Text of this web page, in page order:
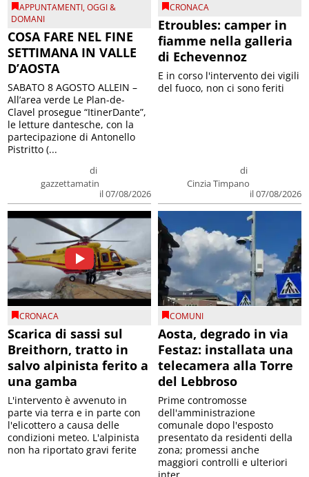
APPUNTAMENTI,OGGI &
DOMANI
COSA FARE NEL FINE
SETTIMANA IN VALLE
D’AOSTA
di
gazzettamatin
il 07/08/2026
SABATO 8 AGOSTO ALLEIN –
All’area verde Le Plan-de-
Clavel prosegue “ItinerDante”,
le letture dantesche, con la
partecipazione di Antonello
Pistritto (...
CRONACA
Etroubles: camper in
fiamme nella galleria
di Echevennoz
di
Cinzia Timpano
il 07/08/2026
E in corso l'intervento dei vigili
del fuoco, non ci sono feriti
CRONACA
Scarica di sassi sul
Breithorn, tratto in
salvo alpinista ferito a
una gamba
L'intervento è avvenuto in
parte via terra e in parte con
l'elicottero a causa delle
condizioni meteo. L'alpinista
non ha riportato gravi ferite
COMUNI
Aosta, degrado in via
Festaz: installata una
telecamera alla Torre
del Lebbroso
Prime contromosse
dell'amministrazione
comunale dopo l'esposto
presentato da residenti della
zona; promessi anche
maggiori controlli e ulteriori